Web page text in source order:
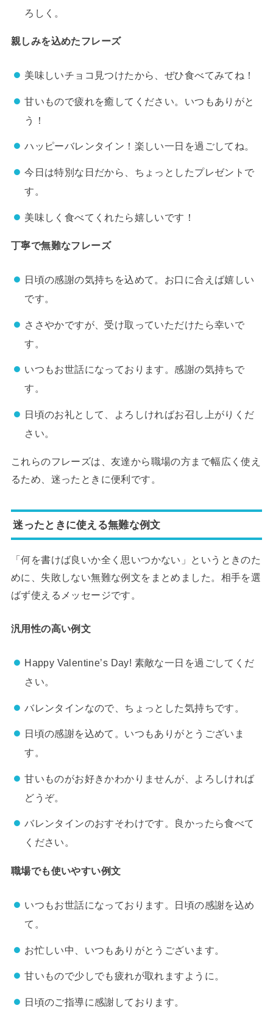
ろしく。
親しみを込めたフレーズ
美味しいチョコ見つけたから、ぜひ食べてみてね！
甘いもので疲れを癒してください。いつもありがと
う！
ハッピーバレンタイン！楽しい一日を過ごしてね。
今日は特別な日だから、ちょっとしたプレゼントで
す。
美味しく食べてくれたら嬉しいです！
丁寧で無難なフレーズ
日頃の感謝の気持ちを込めて。お口に合えば嬉しい
です。
ささやかですが、受け取っていただけたら幸いで
す。
いつもお世話になっております。感謝の気持ちで
す。
日頃のお礼として、よろしければお召し上がりくだ
さい。
これらのフレーズは、友達から職場の方まで幅広く使え
るため、迷ったときに便利です。
迷ったときに使える無難な例文
「何を書けば良いか全く思いつかない」というときのた
めに、失敗しない無難な例文をまとめました。相手を選
ばず使えるメッセージです。
汎用性の高い例文
Happy Valentine’s Day! 素敵な一日を過ごしてくだ
さい。
バレンタインなので、ちょっとした気持ちです。
日頃の感謝を込めて。いつもありがとうございま
す。
甘いものがお好きかわかりませんが、よろしければ
どうぞ。
バレンタインのおすそわけです。良かったら食べて
ください。
職場でも使いやすい例文
いつもお世話になっております。日頃の感謝を込め
て。
お忙しい中、いつもありがとうございます。
甘いもので少しでも疲れが取れますように。
日頃のご指導に感謝しております。